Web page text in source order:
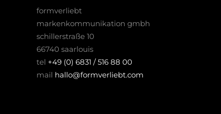
formverliebt
markenkommunikation gmbh
schillerstraße 10
66740 saarlouis
tel +49 (0) 6831 / 516 88 00
mail hallo@formverliebt.com